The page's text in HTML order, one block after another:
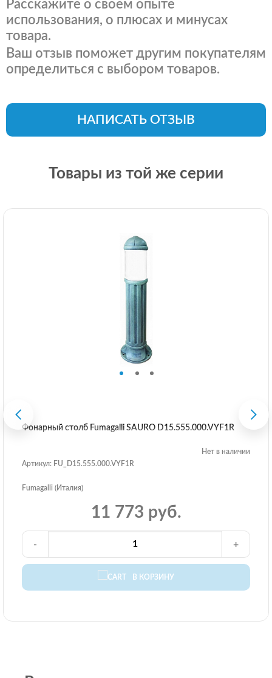
Расскажите о своем опыте
использования, о плюсах и минусах
товара.
Ваш отзыв поможет другим покупателям
определиться с выбором товаров.
НАПИСАТЬ ОТЗЫВ
Товары из той же серии
Фонарный столб Fumagalli SAURO D15.555.000.VYF1R
Нет в наличии
Артикул: FU_D15.555.000.VYF1R
Fumagalli (Италия)
11 773 руб.
В КОРЗИНУ
- +